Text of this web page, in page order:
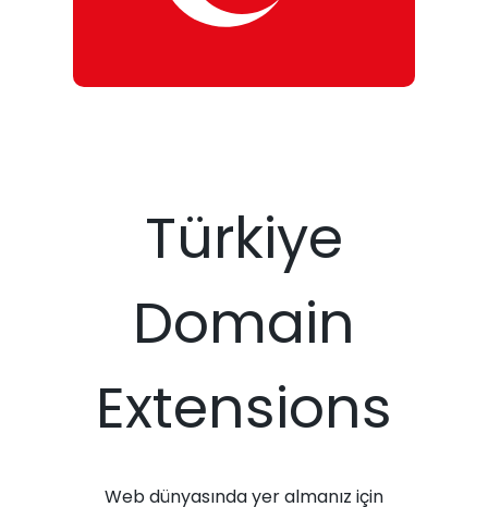
Türkiye
Domain
Extensions
Web dünyasında yer almanız için